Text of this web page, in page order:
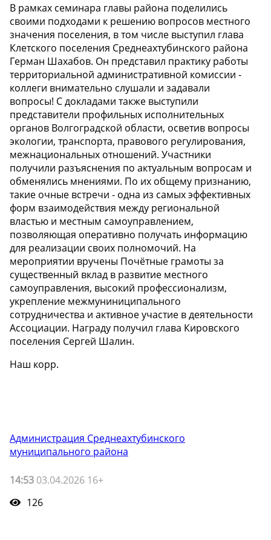
В рамках семинара главы района поделились
своими подходами к решению вопросов местного
значения поселения, в том числе выступил глава
Клетского поселения Среднеахтубинского района
Герман Шахабов. Он представил практику работы
территориальной административной комиссии -
коллеги внимательно слушали и задавали
вопросы! С докладами также выступили
представители профильных исполнительных
органов Волгоградской области, осветив вопросы
экологии, транспорта, правового регулирования,
межнациональных отношений. Участники
получили разъяснения по актуальным вопросам и
обменялись мнениями. По их общему признанию,
такие очные встречи - одна из самых эффективных
форм взаимодействия между региональной
властью и местным самоуправлением,
позволяющая оперативно получать информацию
для реализации своих полномочий. На
мероприятии вручены Почётные грамоты за
существенный вклад в развитие местного
самоуправления, высокий профессионализм,
укрепление межмуниниципального
сотрудничества и активное участие в деятельности
Ассоциации. Награду получил глава Кировского
поселения Сергей Шалин.
Наш корр.
Администрация Среднеахтубинского
муниципального района
14:53 03.04.2026 16+
126